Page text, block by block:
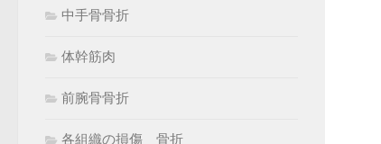
中手骨骨折
体幹筋肉
前腕骨骨折
各組織の損傷 骨折